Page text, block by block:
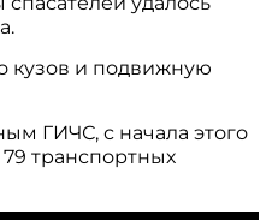
кузов и подвижную
ГИЧС, с начала этого
транспортных